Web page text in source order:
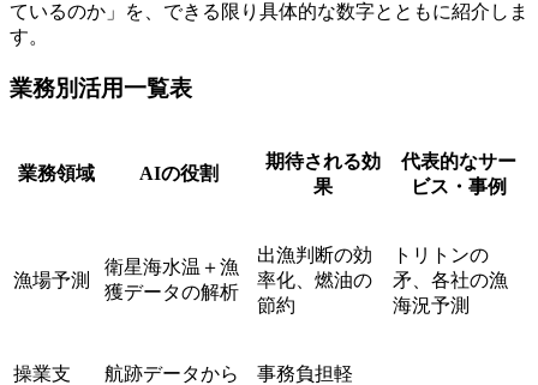
ているのか」を、できる限り具体的な数字とともに紹介しま
す。
業務別活用一覧表
業務領域 AIの役割
期待される効
果
代表的なサー
ビス・事例
漁場予測
衛星海水温＋漁
獲データの解析
出漁判断の効
率化、燃油の
節約
トリトンの
矛、各社の漁
海況予測
操業支
航跡データから
事務負担軽